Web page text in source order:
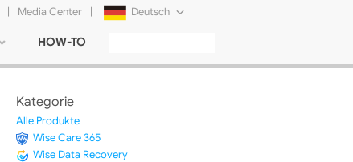
| Media Center | Deutsch
Русский
HOW-TO
Kategorie
Alle Produkte
Wise Care 365
Wise Data Recovery